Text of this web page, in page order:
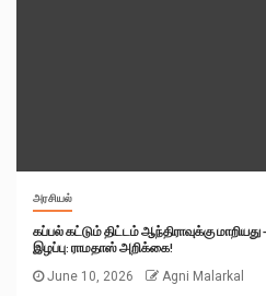
அரசியல்
கப்பல் கட்டும் திட்டம் ஆந்திராவுக்கு
இழப்பு: ராமதாஸ் அறிக்கை!
June 10, 2026
Agni Malarkal